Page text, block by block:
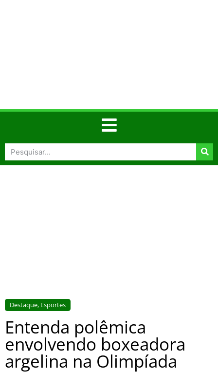
Destaque, Esportes
Entenda polêmica
envolvendo boxeadora
argelina na Olimpíada